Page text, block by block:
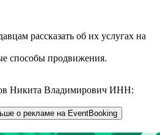
рассказать об их услугах на
способы продвижения.
Никита Владимирович ИНН:
о рекламе на EventBooking